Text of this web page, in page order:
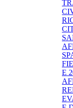
E